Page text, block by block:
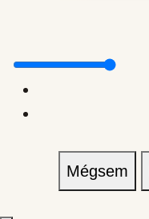
Mégsem